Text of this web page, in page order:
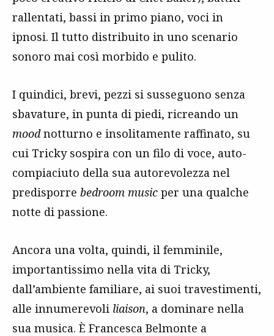
rallentati, bassi in primo piano, voci in
ipnosi. Il tutto distribuito in uno scenario
sonoro mai così morbido e pulito.
I quindici, brevi, pezzi si susseguono senza
sbavature, in punta di piedi, ricreando un
moodnotturno e insolitamente raffinato, su
cui Tricky sospira con un filo di voce, auto-
compiaciuto della sua autorevolezza nel
predisporre bedroom music per una qualche
notte di passione.
Ancora una volta, quindi, il femminile,
importantissimo nella vita di Tricky,
dall’ambiente familiare, ai suoi travestimenti,
alle innumerevoli liaison, a dominare nella
sua musica. È Francesca Belmonte a